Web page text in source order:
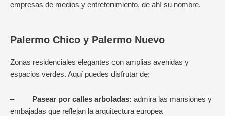
empresas de medios y entretenimiento, de ahí su nombre.
Palermo Chico y Palermo Nuevo
Zonas residenciales elegantes con amplias avenidas y
espacios verdes. Aquí puedes disfrutar de:
– Pasear por calles arboladas: admira las mansiones y
embajadas que reflejan la arquitectura europea